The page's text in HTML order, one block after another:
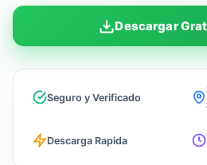
Descargar
Seguro y Verificado
Descarga Rapida